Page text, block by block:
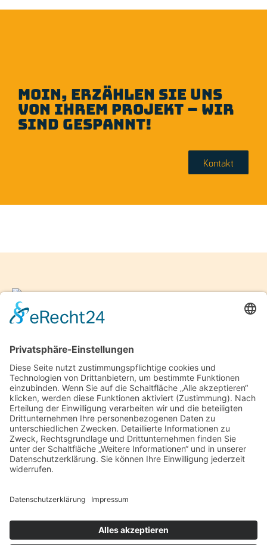
Moin, erzählen Sie uns
von Ihrem Projekt – wir
sind gespannt!
Kontakt
26446 Friedeburg
Kontakt
info@toben-bauunternehmen.de
04453 4899939
Öffnungszeiten
Mo. – Fr.: 8.00 – 12.00 Uhr
Auf Anfrage auch gerne außerhalb der regulären
Rechtliches